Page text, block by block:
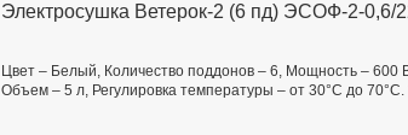
Электросушка Ветерок-2 (6 пд) ЭСОФ-2-0,6/
Цвет – Белый, Количество поддонов – 6, Мощность –
Объем – 5 л, Регулировка температуры – от 30°С до 70°С.